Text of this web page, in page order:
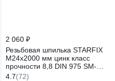
2 060 ₽
Резьбовая шпилька STARFIX
М24х2000 мм цинк класс
прочности 8,8 DIN 975 SM-
70740-1
4.7(72)